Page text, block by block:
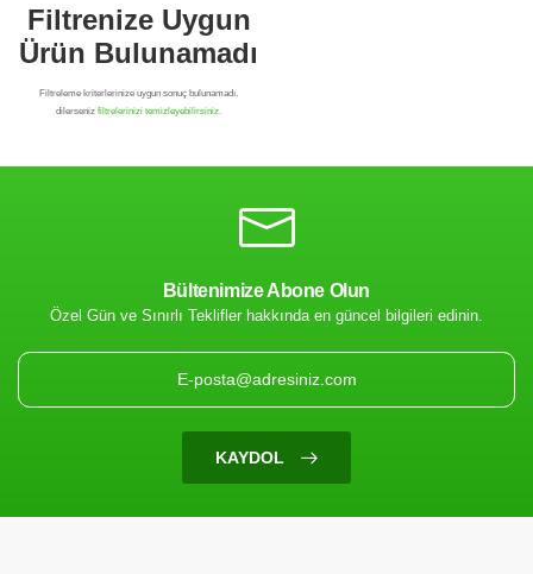
Filtrenize Uygun
Ürün Bulunamadı
Bültenimize Abone Olun
Özel Gün ve Sınırlı Teklifler hakkında en güncel bilgileri edinin.
KAYDOL